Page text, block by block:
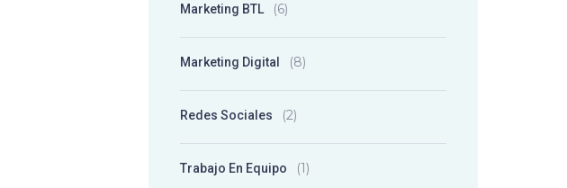
Marketing BTL (6)
Marketing Digital (8)
Redes Sociales (2)
Trabajo En Equipo (1)